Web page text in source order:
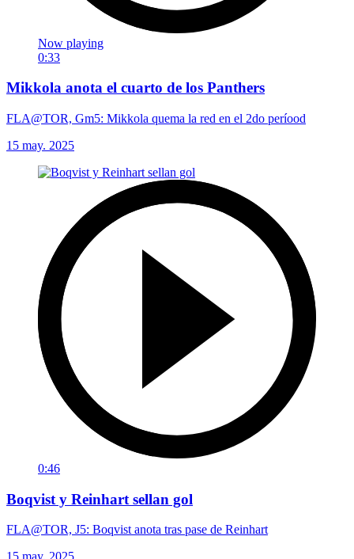
Now playing
0:33
Mikkola anota el cuarto de los Panthers
FLA@TOR, Gm5: Mikkola quema la red en el 2do períood
15 may. 2025
0:46
Boqvist y Reinhart sellan gol
FLA@TOR, J5: Boqvist anota tras pase de Reinhart